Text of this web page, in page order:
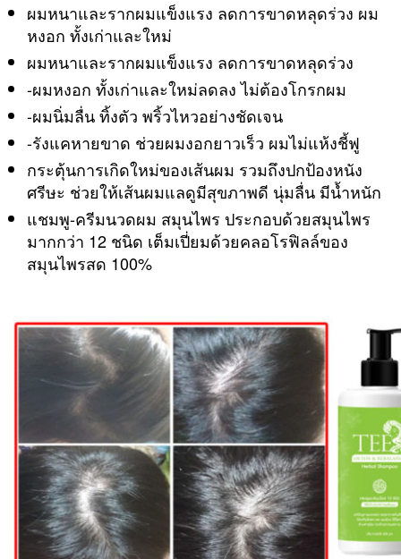
คา
ไม่
แพง
ถูก
มาก
สั่ง
ซื้อ
ผ่าน
LAZADA
SHOPEE
ได้
ผมหนาและรากผมแข็งแรง ลดการขาดหลุดร่วง ผม
หงอก ทั้งเก่าและใหม่
ผมหนาและรากผมแข็งแรง ลดการขาดหลุดร่วง
-ผมหงอก ทั้งเก่าและใหม่ลดลง ไม่ต้องโกรกผม
-ผมนิ่มลื่น ทิ้งตัว พริ้วไหวอย่างชัดเจน
-รังแคหายขาด ช่วยผมงอกยาวเร็ว ผมไม่แห้งชี้ฟู
กระตุ้นการเกิดใหม่ของเส้นผม รวมถึงปกป้องหนัง
ศรีษะ ช่วยให้เส้นผมแลดูมีสุขภาพดี นุ่มลื่น มีน้ำหนัก
แชมพู-ครีมนวดผม สมุนไพร ประกอบด้วยสมุนไพร
มากกว่า 12 ชนิด เต็มเปี่ยมด้วยคลอโรฟิลล์ของ
สมุนไพรสด 100%